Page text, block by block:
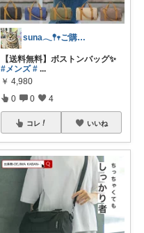
suna𓂃𖤥𖥧ご購入感謝´`*
【送料無料】ボストンバッグ✨
#メンズ # ...
￥ 4,980
0 0 4
コレ いいね